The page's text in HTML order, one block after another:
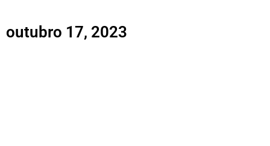
outubro 17, 2023